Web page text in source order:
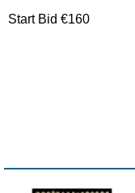
Start Bid €160